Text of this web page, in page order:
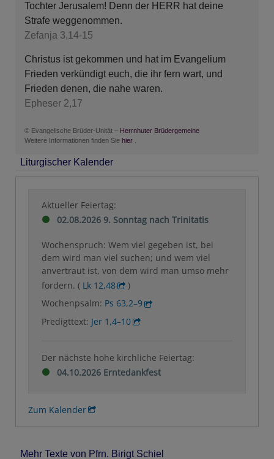
Tochter Jerusalem! Denn der HERR hat deine
Strafe weggenommen.
Zefanja 3,14-15
Christus ist gekommen und hat im Evangelium
Frieden verkündigt euch, die ihr fern wart, und
Frieden denen, die nahe waren.
Epheser 2,17
© Evangelische Brüder-Unität – Herrnhuter Brüdergemeine
Weitere Informationen finden Sie hier
Liturgischer Kalender
Aktueller Feiertag:
02.08.2026 9. Sonntag nach Trinitatis
Wochenspruch: Wem viel gegeben ist, bei
dem wird man viel suchen; und wem viel
anvertraut ist, von dem wird man umso mehr
fordern. ( Lk 12,48
)
Wochenpsalm: Ps 63,2–9
Predigttext: Jer 1,4–10
Der nächste hohe kirchliche Feiertag:
04.10.2026 Erntedankfest
Zum Kalender
Mehr Texte von Pfrn. Birigt Schiel